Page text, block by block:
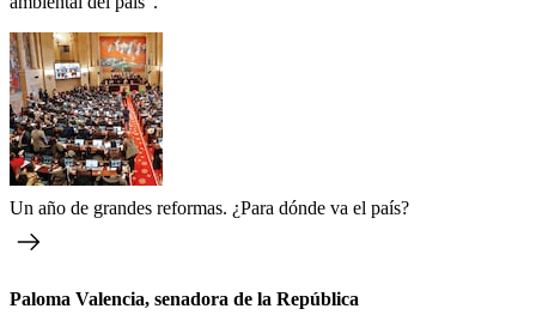
Un año de grandes reformas. ¿Para dónde va el país?
Paloma Valencia, senadora de la República